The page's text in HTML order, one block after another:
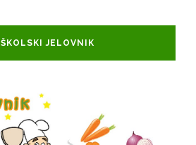
ŠKOLSKI JELOVNIK